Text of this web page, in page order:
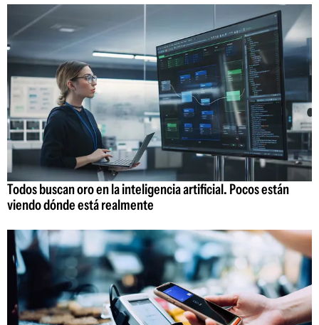
Todos buscan oro en la inteligencia artificial. Pocos están
viendo dónde está realmente